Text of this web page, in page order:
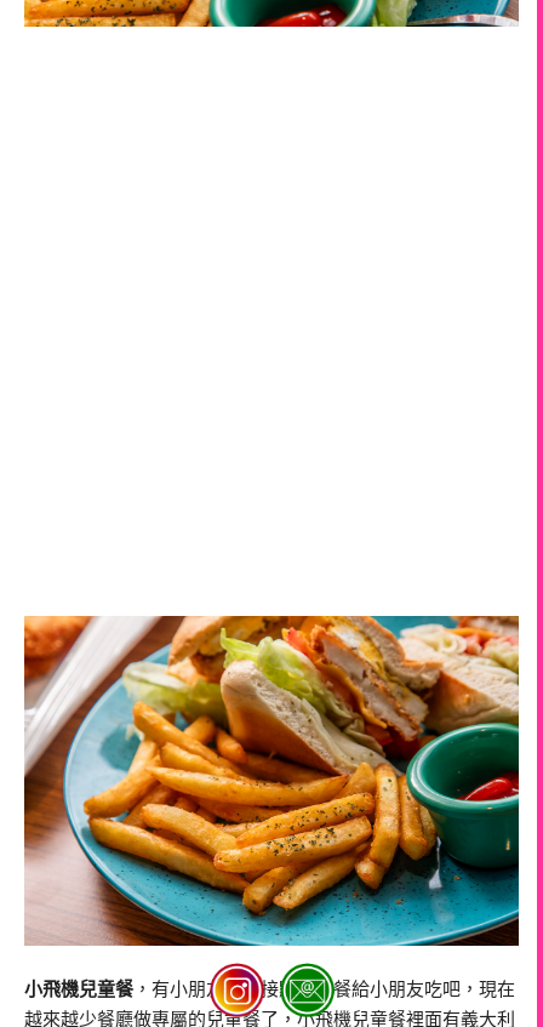
小飛機兒童餐，有小朋友的直接點兒童餐給小朋友吃吧，現在
越來越少餐廳做專屬的兒童餐了，小飛機兒童餐裡面有義大利